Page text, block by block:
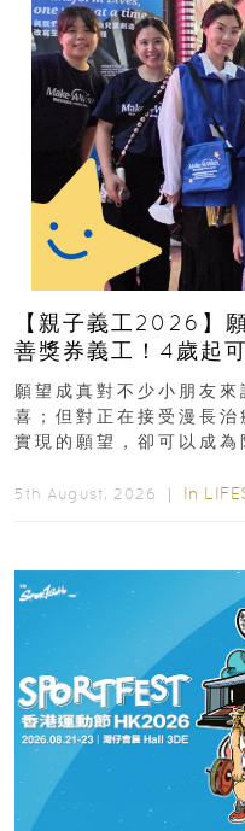
【親子義工2026】
善獎券義工！4歲起
新界
願望成真對不少小朋友
喜；但對正在接受漫長
實現的願望，卻可以成
5th August, 2026 ｜ In